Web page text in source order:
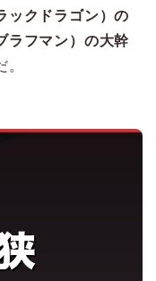
ックドラゴン）の
ラフマン）の大幹